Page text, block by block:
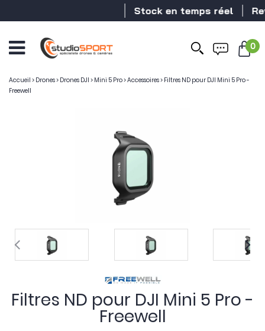
Stock en temps réel
0
Accueil > Drones> Drones DJI > Mini 5 Pro>Accessoires> Filtres ND pour DJI Mini 5 Pro -
Freewell
Filtres ND pour DJI Mini 5 Pro -
Freewell